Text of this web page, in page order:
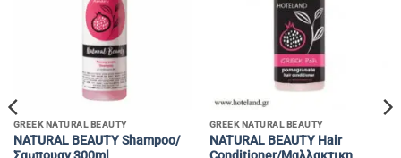
GREEK NATURAL BEAUTY
NATURAL BEAUTY Shampoo/
Σαμπουαν 300ml
GREEK NATURAL BEAUTY
NATURAL BEAUTY Hair
Conditioner/Μαλλακτικη